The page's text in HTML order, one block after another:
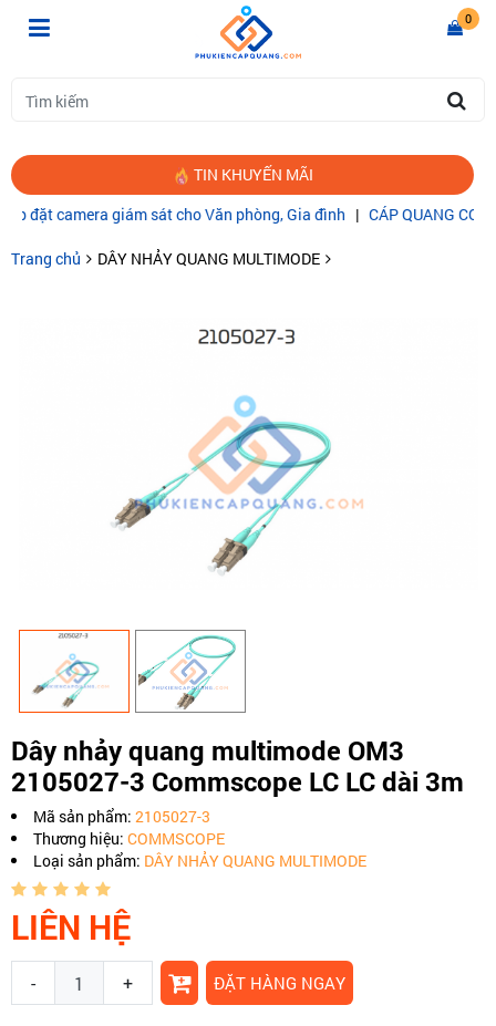
0
TIN KHUYẾN MÃI
camera giám sát cho Văn phòng, Gia đình|CÁP QUANG
Trang chủ DÂY NHẢY QUANG MULTIMODE
Dây nhảy quang multimode OM3
2105027-3 Commscope LC LC dài 3m
Mã sản phẩm: 2105027-3
Thương hiệu: COMMSCOPE
Loại sản phẩm: DÂY NHẢY QUANG MULTIMODE
LIÊN HỆ
- + ĐẶT HÀNG NGAY